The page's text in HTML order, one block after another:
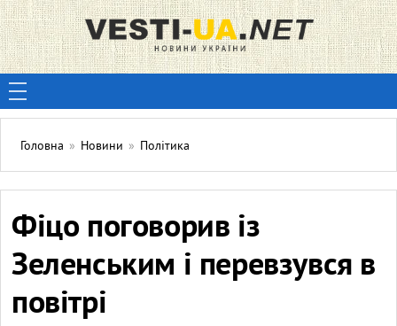
Головна » Новини » Політика
Фіцо поговорив із
Зеленським і перевзувся в
повітрі